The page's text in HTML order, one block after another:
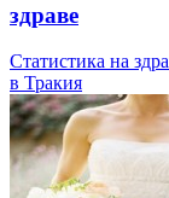
здраве
Статистика на
в Тракия